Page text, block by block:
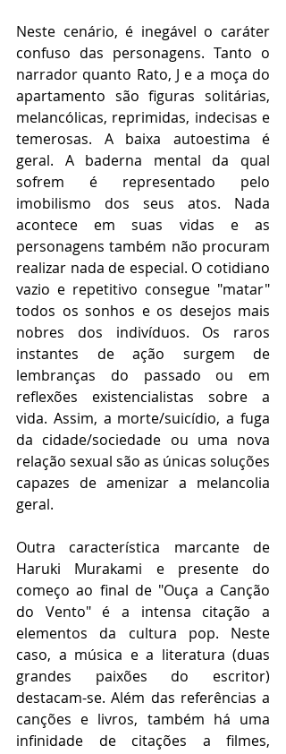
Neste cenário, é inegável o caráter
confuso das personagens. Tanto o
narrador quanto Rato, J e a moça do
apartamento são figuras solitárias,
melancólicas, reprimidas, indecisas e
temerosas. A baixa autoestima é
geral. A baderna mental da qual
sofrem é representado pelo
imobilismo dos seus atos. Nada
acontece em suas vidas e as
personagens também não procuram
realizar nada de especial. O cotidiano
vazio e repetitivo consegue "matar"
todos os sonhos e os desejos mais
nobres dos indivíduos. Os raros
instantes de ação surgem de
lembranças do passado ou em
reflexões existencialistas sobre a
vida. Assim, a morte/suicídio, a fuga
da cidade/sociedade ou uma nova
relação sexual são as únicas soluções
capazes de amenizar a melancolia
geral.
Outra característica marcante de
Haruki Murakami e presente do
começo ao final de "Ouça a Canção
do Vento" é a intensa citação a
elementos da cultura pop. Neste
caso, a música e a literatura (duas
grandes paixões do escritor)
destacam-se. Além das referências a
canções e livros, também há uma
infinidade de citações a filmes,